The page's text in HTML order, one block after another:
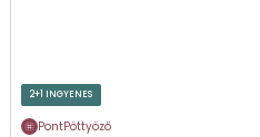
2+1 INGYENES
PontPöttyöző